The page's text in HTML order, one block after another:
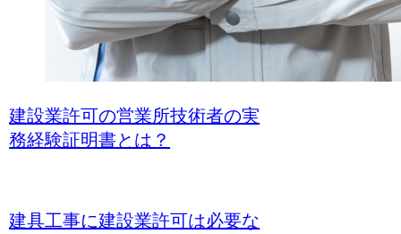
建設業許可の営業所技術者の実
務経験証明書とは？
建具工事に建設業許可は必要な